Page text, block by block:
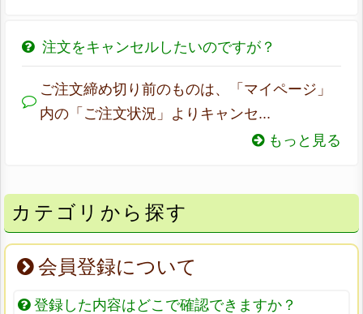
注文をキャンセルしたいのですが？
ご注文締め切り前のものは、「マイページ」
内の「ご注文状況」よりキャンセ...
もっと見る
カテゴリから探す
会員登録について
登録した内容はどこで確認できますか？